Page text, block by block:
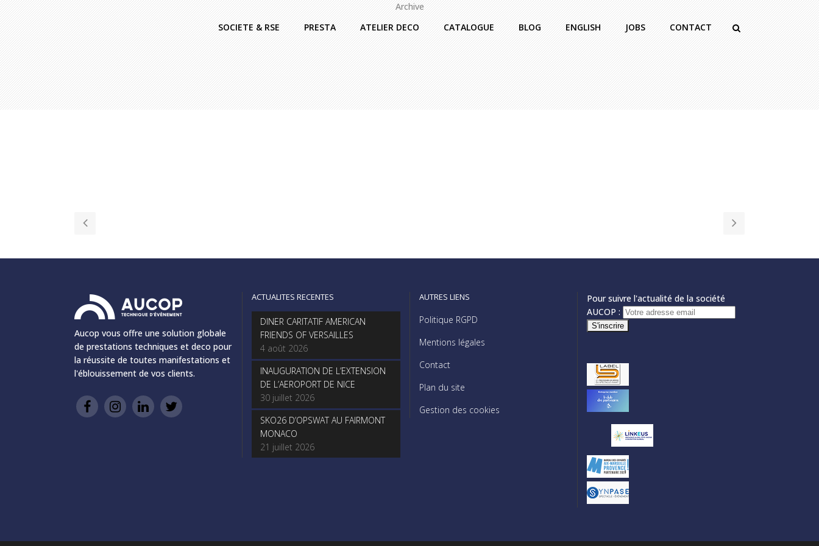
SOCIETE & RSE PRESTA ATELIER DECO CATALOGUE BLOG ENGLISH JOBS CONTACT
Archive
Aucop vous offre une solution globale
de prestations techniques et deco pour
la réussite de toutes manifestations et
l'éblouissement de vos clients.
ACTUALITES RECENTES
DINER CARITATIF AMERICAN
FRIENDS OF VERSAILLES
4 août 2026
INAUGURATION DE L’EXTENSION
DE L’AEROPORT DE NICE
30 juillet 2026
SKO26 D’OPSWAT AU FAIRMONT
MONACO
21 juillet 2026
AUTRES LIENS
Politique RGPD
Mentions légales
Contact
Plan du site
Gestion des cookies
Pour suivre l'actualité de la société
AUCOP :